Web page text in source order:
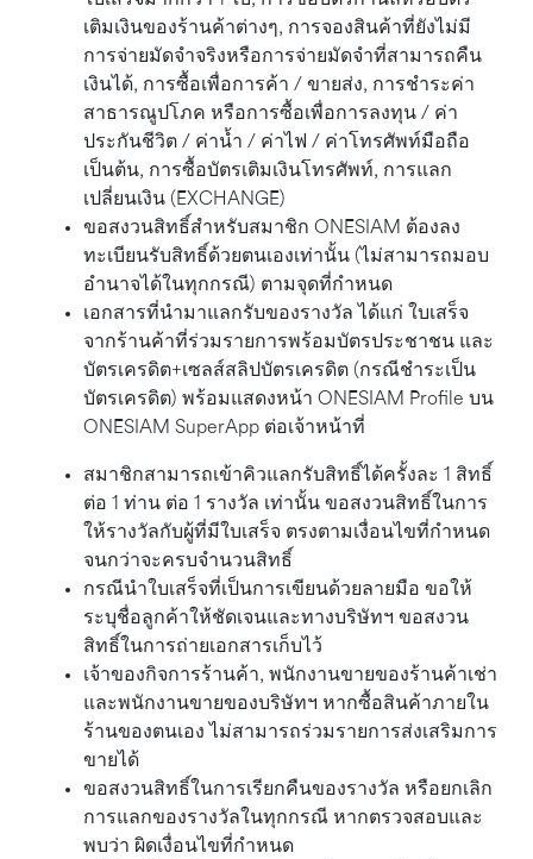
เติมเงินของร้านค้าต่างๆ, การจองสินค้าที่ยังไม่มี
การจ่ายมัดจำจริงหรือการจ่ายมัดจำที่สามารถคืน
เงินได้, การซื้อเพื่อการค้า / ขายส่ง, การชำระค่า
สาธารณูปโภค หรือการซื้อเพื่อการลงทุน / ค่า
ประกันชีวิต / ค่าน้ำ / ค่าไฟ / ค่าโทรศัพท์มือถือ
เป็นต้น, การซื้อบัตรเติมเงินโทรศัพท์, การแลก
เปลี่ยนเงิน (EXCHANGE)
ขอสงวนสิทธิ์สำหรับสมาชิก ONESIAM ต้องลง
ทะเบียนรับสิทธิ์ด้วยตนเองเท่านั้น (ไม่สามารถมอบ
อำนาจได้ในทุกกรณี) ตามจุดที่กำหนด
เอกสารที่นำมาแลกรับของรางวัล ได้แก่ ใบเสร็จ
จากร้านค้าที่ร่วมรายการพร้อมบัตรประชาชน และ
บัตรเครดิต+เซลส์สลิปบัตรเครดิต (กรณีชำระเป็น
บัตรเครดิต) พร้อมแสดงหน้า ONESIAM Profile บน
ONESIAM SuperApp ต่อเจ้าหน้าที่
สมาชิกสามารถเข้าคิวแลกรับสิทธิ์ได้ครั้งละ 1 สิทธิ์
ต่อ 1 ท่าน ต่อ 1 รางวัล เท่านั้น ขอสงวนสิทธิ์ในการ
ให้รางวัลกับผู้ที่มีใบเสร็จ ตรงตามเงื่อนไขที่กำหนด
จนกว่าจะครบจำนวนสิทธิ์
กรณีนำใบเสร็จที่เป็นการเขียนด้วยลายมือ ขอให้
ระบุชื่อลูกค้าให้ชัดเจนและทางบริษัทฯ ขอสงวน
สิทธิ์ในการถ่ายเอกสารเก็บไว้
เจ้าของกิจการร้านค้า, พนักงานขายของร้านค้าเช่า
และพนักงานขายของบริษัทฯ หากซื้อสินค้าภายใน
ร้านของตนเอง ไม่สามารถร่วมรายการส่งเสริมการ
ขายได้
ขอสงวนสิทธิ์ในการเรียกคืนของรางวัล หรือยกเลิก
การแลกของรางวัลในทุกกรณี หากตรวจสอบและ
พบว่า ผิดเงื่อนไขที่กำหนด